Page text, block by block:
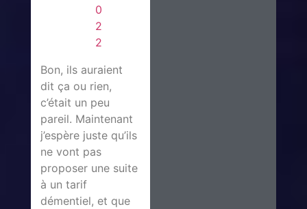
0
2
2
Bon, ils auraient
dit ça ou rien,
c’était un peu
pareil. Maintenant
j’espère juste qu’ils
ne vont pas
proposer une suite
à un tarif
démentiel, et que